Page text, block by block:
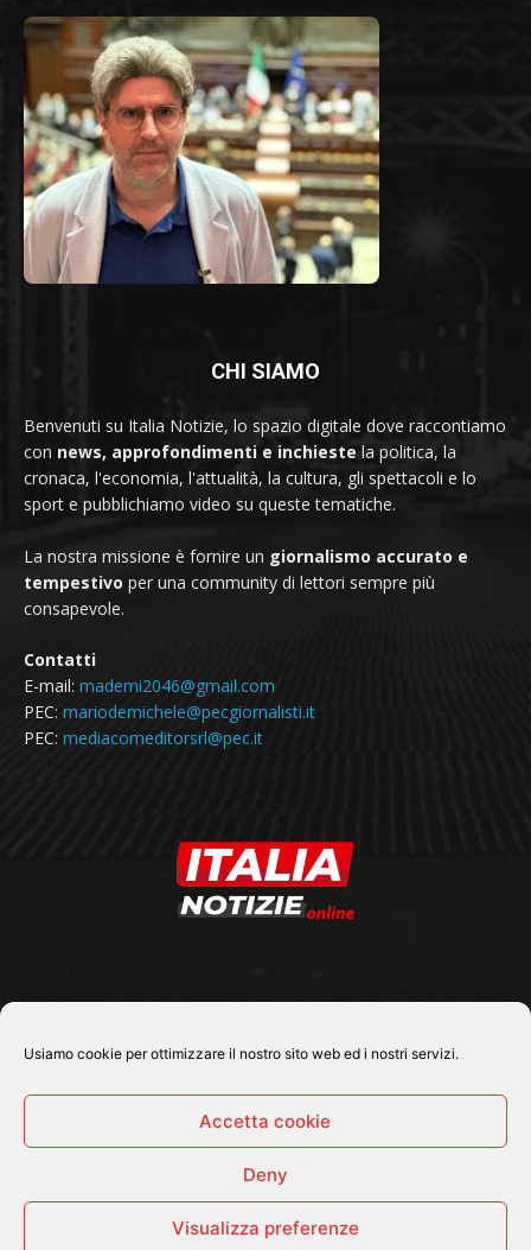
Usiamo cookie per ottimizzare il nostro sito web ed i nostri servizi.
Accetta cookie
Deny
Visualizza preferenze
CHI SIAMO
Benvenuti su Italia Notizie, lo spazio digitale dove raccontiamo
con news, approfondimenti e inchieste la politica, la
cronaca, l'economia, l'attualità, la cultura, gli spettacoli e lo
sport e pubblichiamo video su queste tematiche.
La nostra missione è fornire un giornalismo accurato e
tempestivo per una community di lettori sempre più
consapevole.
Contatti
E-mail: mademi2046@gmail.com
PEC: mariodemichele@pecgiornalisti.it
PEC: mediacomeditorsrl@pec.it
© 2026 Tutti i diritti riservati - Italia Notizie .online |
Cronaca Economia